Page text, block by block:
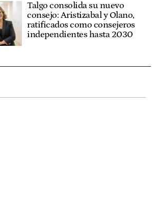
Talgo consolida su nuevo
consejo: Aristizabal y Olano,
ratificados como consejeros
independientes hasta 2030